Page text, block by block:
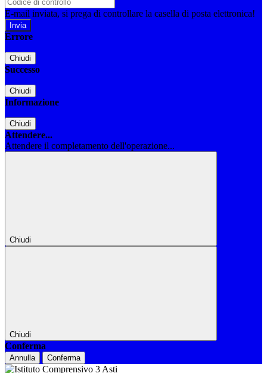
E-mail inviata, si prega di controllare la casella di posta elettronica!
Errore
Chiudi
Successo
Chiudi
Informazione
Chiudi
Attendere...
Attendere il completamento dell'operazione...
Chiudi
Chiudi
Conferma
Annulla Conferma